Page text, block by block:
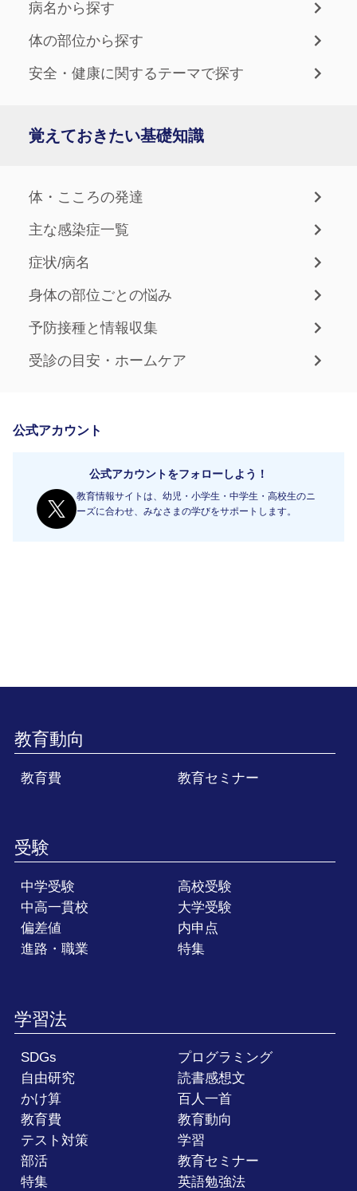
病名から探す
体の部位から探す
安全・健康に関するテーマで探す
覚えておきたい基礎知識
体・こころの発達
主な感染症一覧
症状/病名
身体の部位ごとの悩み
予防接種と情報収集
受診の目安・ホームケア
公式アカウント
公式アカウントをフォローしよう！
教育情報サイトは、幼児・小学生・中学生・高校生のニ
ーズに合わせ、みなさまの学びをサポートします。
教育動向
教育費 教育セミナー
受験
中学受験
高校受験
中高一貫校
大学受験
偏差値
内申点
進路・職業
特集
学習法
SDGs
プログラミング
自由研究
読書感想文
かけ算
百人一首
教育費
教育動向
テスト対策
学習
部活
教育セミナー
特集
英語勉強法